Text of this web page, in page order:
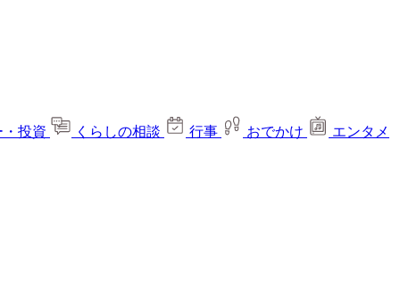
投資 くらしの相談 行事 おでかけ エンタメ